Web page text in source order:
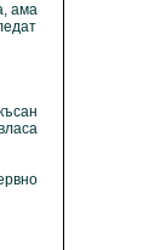
ама